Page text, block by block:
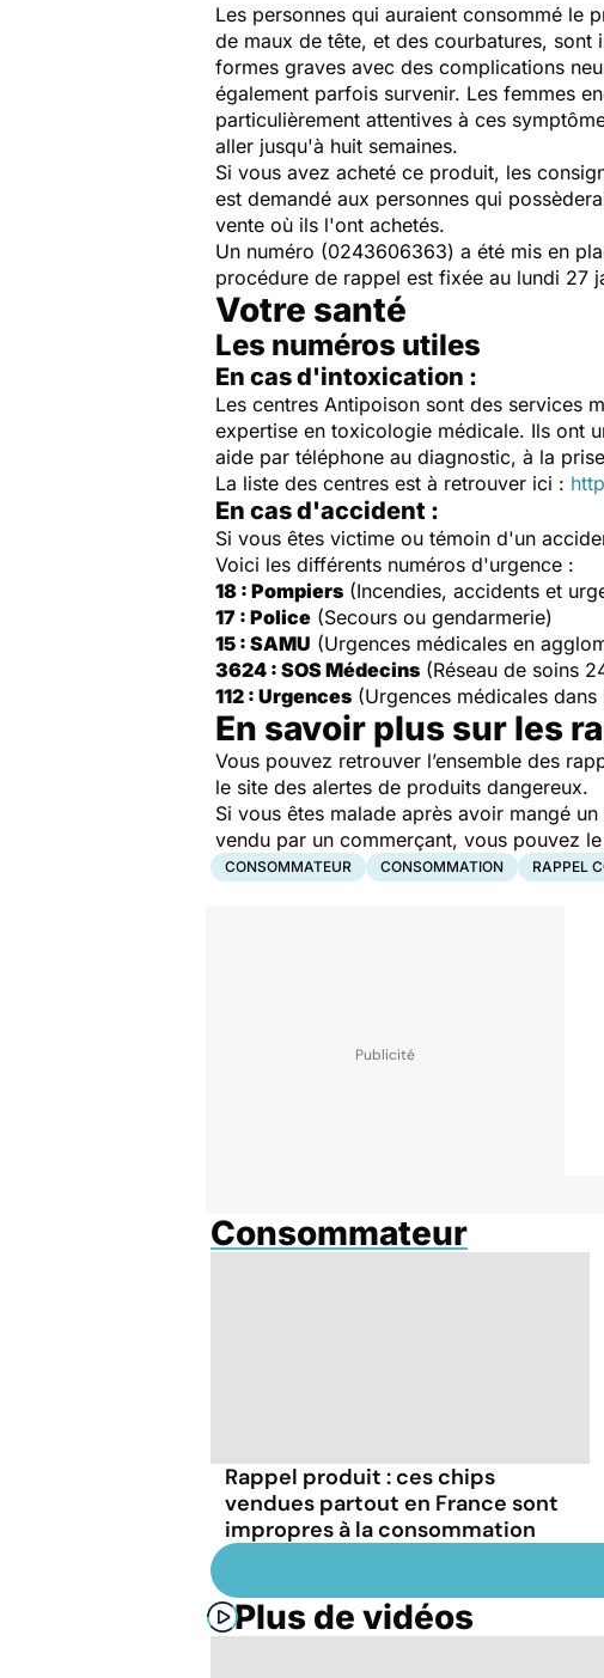
Les personnes qui auraient consommé le
de maux de tête, et des courbatures, sont
formes graves avec des complications
également parfois survenir. Les femmes
particulièrement attentives à ces
aller jusqu'à huit semaines.
Si vous avez acheté ce produit, les
est demandé aux personnes qui
vente où ils l'ont achetés.
Un numéro (0243606363) a été mis en
procédure de rappel est fixée au lundi 27
Votre santé
Les numéros utiles
En cas d'intoxication :
Les centres Antipoison sont des services
expertise en toxicologie médicale. Ils ont
aide par téléphone au diagnostic, à la
La liste des centres est à retrouver ici :
En cas d'accident :
Si vous êtes victime ou témoin d'un
Voici les différents numéros d'urgence :
18 : Pompiers (Incendies, accidents et
17 : Police (Secours ou gendarmerie)
15 : SAMU (Urgences médicales en
3624 : SOS Médecins (Réseau de soins
112 : Urgences (Urgences médicales dans
En savoir plus sur les
Vous pouvez retrouver l’ensemble des
le site des alertes de produits dangereux.
Si vous êtes malade après avoir mangé
vendu par un commerçant, vous pouvez
CONSOMMATEUR CONSOMMATION RAPPEL
Consommateur
Rappel produit : ces chips
vendues partout en France sont
impropres à la consommation
Plus de vidéos